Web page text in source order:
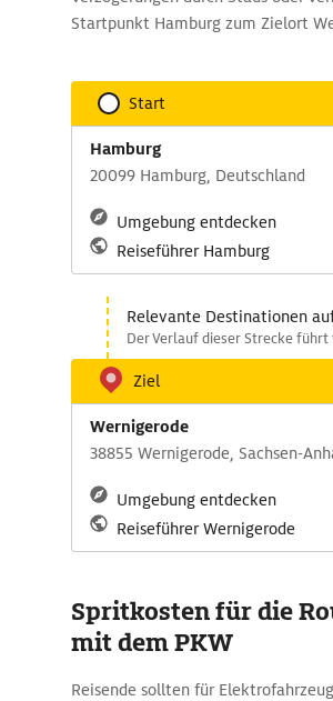
Startpunkt Hamburg zum Zielort
Start
Hamburg
20099 Hamburg, Deutschland
Umgebung entdecken
Reiseführer Hamburg
Relevante Destinationen
Der Verlauf dieser Strecke führt
Ziel
Wernigerode
38855 Wernigerode, Sachsen-
Umgebung entdecken
Reiseführer Wernigerode
Spritkosten für die
mit dem PKW
Reisende sollten für